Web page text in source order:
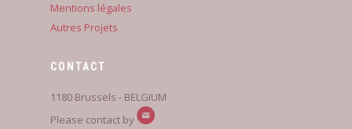
Mentions légales
Autres Projets
CONTACT
1180 Brussels - BELGIUM
Please contact by